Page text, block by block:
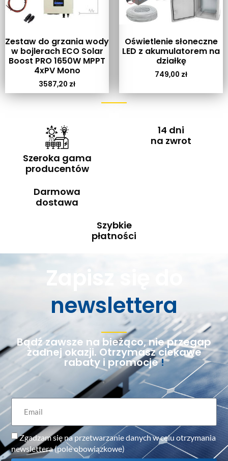
Zestaw do grzania wody
w bojlerach ECO Solar
Boost PRO 1650W MPPT
4xPV Mono
3587,20 zł
Oświetlenie słoneczne
LED z akumulatorem na
działkę
749,00 zł
Szeroka gama
producentów
14 dni
na zwrot
Darmowa
dostawa
Szybkie
płatności
Zapisz się do
newslettera
Bądź zawsze na bieżąco, nie przegap
żadnej okazji. Otrzymasz ciekawe
rabaty i promocje!
Zgadzam się na przetwarzanie danych w celu otrzymania
newslettera (pole obowiązkowe)